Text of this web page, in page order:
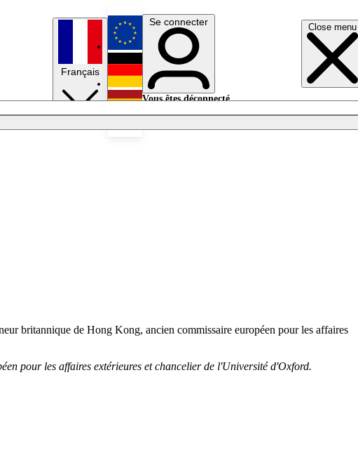
Close menu
Français
English
Deutsch
Se connecter
Vous êtes déconnecté.
britannique de Hong Kong, ancien commissaire européen pour les affaires
pour les affaires extérieures et chancelier de l'Université d'Oxford.